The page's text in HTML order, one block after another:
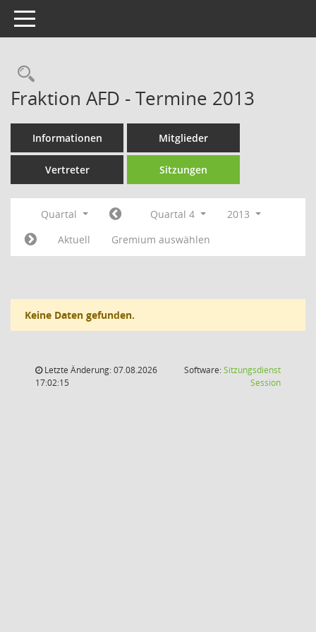
Toggle navigation
Rechercheauswahl
Fraktion AFD - Termine 2013
Informationen Mitglieder
Vertreter Sitzungen
Quartal Quartal 4
2013
Aktuell
Gremium auswählen
Keine Daten gefunden.
Letzte Änderung: 07.08.2026
17:02:15
Software:Sitzungsdienst
Session(Wird in